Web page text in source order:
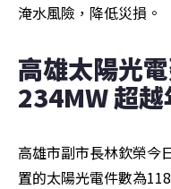
淹水風險，降低災損。
高雄太陽光
234MW 超
高雄市副市長林欽榮今
置的太陽光電件數為